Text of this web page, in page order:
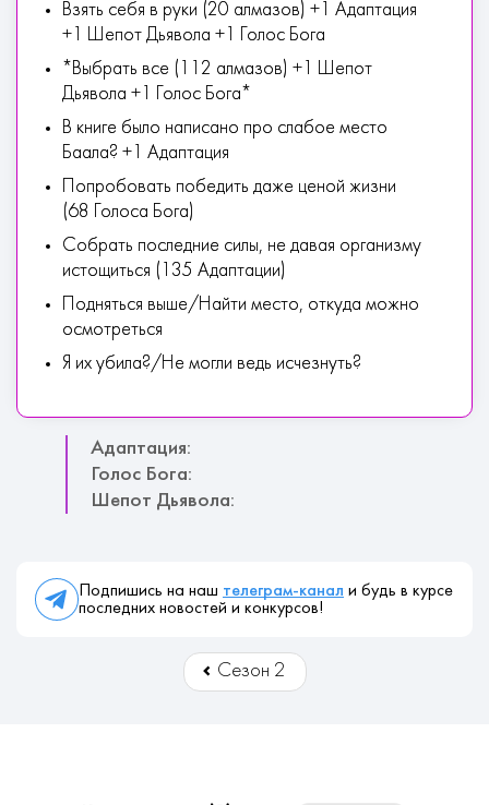
Взять себя в руки (20 алмазов) +1 Адаптация
+1 Шепот Дьявола +1 Голос Бога
*Выбрать все (112 алмазов) +1 Шепот
Дьявола +1 Голос Бога*
В книге было написано про слабое место
Баала? +1 Адаптация
Попробовать победить даже ценой жизни
(68 Голоса Бога)
Собрать последние силы, не давая организму
истощиться (135 Адаптации)
Подняться выше/Найти место, откуда можно
осмотреться
Я их убила?/Не могли ведь исчезнуть?
Адаптация:
Голос Бога:
Шепот Дьявола:
Подпишись на наш телеграм-канал и будь в курсе
последних новостей и конкурсов!
Сезон 2